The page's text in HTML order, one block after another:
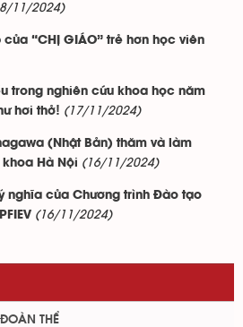
11/2024)
của “CHỊ GIÁO” trẻ hơn học viên
trong nghiên cứu khoa học năm
hơi thở! (17/11/2024)
(Nhật Bản) thăm và làm
Hà Nội (16/11/2024)
nghĩa của Chương trình Đào tạo
(16/11/2024)
THỂ